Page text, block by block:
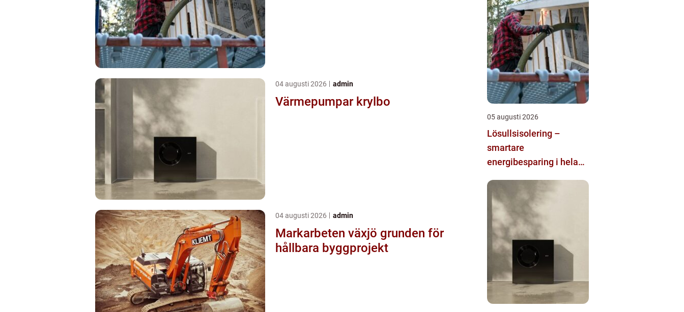
04 augusti 2026 admin
Värmepumpar krylbo
04 augusti 2026 admin
Markarbeten växjö grunden för
hållbara byggprojekt
05 augusti 2026
Lösullsisolering –
smartare
energibesparing i hela